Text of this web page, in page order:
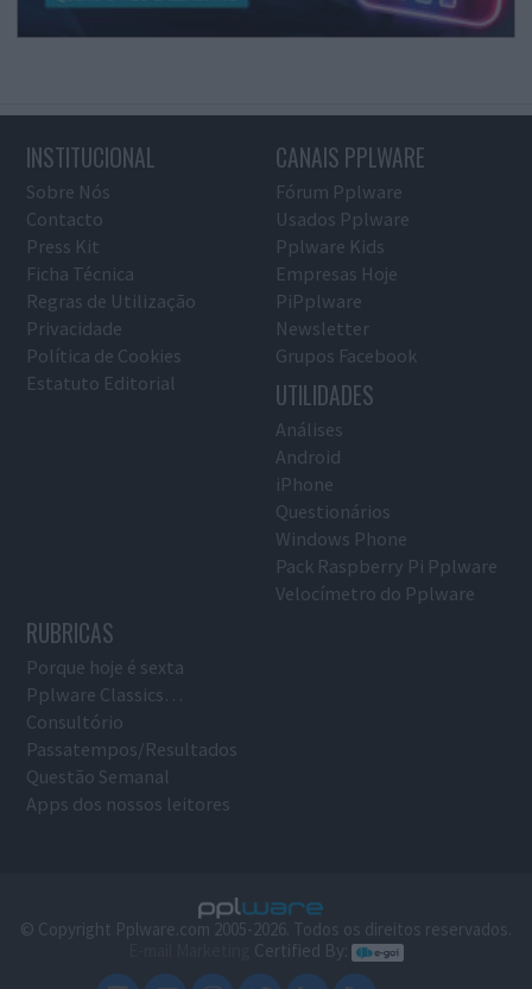
INSTITUCIONAL
Sobre Nós
Contacto
Press Kit
Ficha Técnica
Regras de Utilização
Privacidade
Política de Cookies
Estatuto Editorial
CANAIS PPLWARE
Fórum Pplware
Usados Pplware
Pplware Kids
Empresas Hoje
PiPplware
Newsletter
Grupos Facebook
UTILIDADES
Análises
Android
iPhone
Questionários
Windows Phone
Pack Raspberry Pi Pplware
Velocímetro do Pplware
RUBRICAS
Porque hoje é sexta
Pplware Classics…
Consultório
Passatempos/Resultados
Questão Semanal
Apps dos nossos leitores
© Copyright Pplware.com 2005-2026. Todos os direitos reservados.
Certified By: